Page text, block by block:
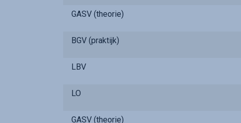
GASV (theorie)
BGV (praktijk)
LBV
LO
GASV (theorie)